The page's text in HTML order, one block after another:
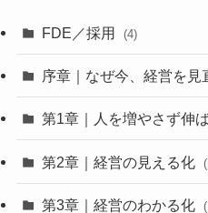
FDE／採用 (4)
序章｜なぜ今、経営を見
第1章｜人を増やさず伸
第2章｜経営の見える化
第3章｜経営のわかる化